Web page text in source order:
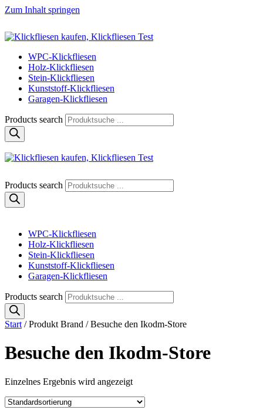
Zum Inhalt springen
Klickfliese | klick-klick-fertig
Klickfliesen online kaufen
WPC-Klickfliesen
Holz-Klickfliesen
Stein-Klickfliesen
Kunststoff-Klickfliesen
Garagen-Klickfliesen
Products search
Klickfliese | klick-klick-fertig
Klickfliesen online kaufen
Products search
WPC-Klickfliesen
Holz-Klickfliesen
Stein-Klickfliesen
Kunststoff-Klickfliesen
Garagen-Klickfliesen
Products search
Start / Produkt Brand / Besuche den Ikodm-Store
Besuche den Ikodm-Store
Einzelnes Ergebnis wird angezeigt